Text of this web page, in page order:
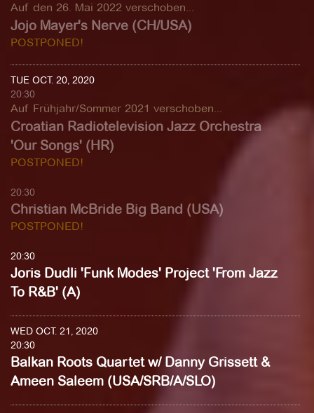
Auf den 26. Mai 2022 verschoben...
Jojo Mayer's Nerve (CH/USA)
POSTPONED!
TUE OCT. 20, 2020
20:30
Auf Frühjahr/Sommer 2021 verschoben...
Croatian Radiotelevision Jazz Orchestra
'Our Songs' (HR)
POSTPONED!
20:30
Christian McBride Big Band (USA)
POSTPONED!
20:30
Joris Dudli 'Funk Modes' Project 'From Jazz
To R&B' (A)
WED OCT. 21, 2020
20:30
Balkan Roots Quartet w/ Danny Grissett &
Ameen Saleem (USA/SRB/A/SLO)